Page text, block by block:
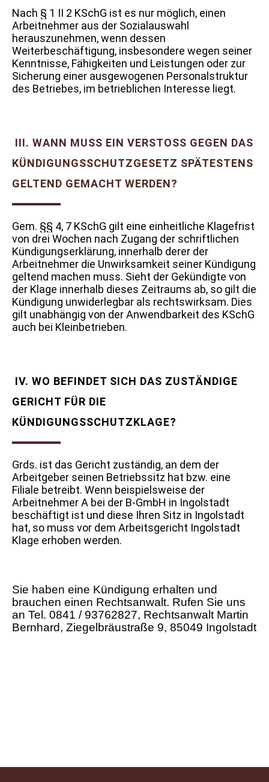
Nach § 1 II 2 KSchG ist es nur möglich, einen
Arbeitnehmer aus der Sozialauswahl
herauszunehmen, wenn dessen
Weiterbeschäftigung, insbesondere wegen seiner
Kenntnisse, Fähigkeiten und Leistungen oder zur
Sicherung einer ausgewogenen Personalstruktur
des Betriebes, im betrieblichen Interesse liegt.
III. WANN MUSS EIN VERSTOSS GEGEN DAS K
ÜNDIGUNGSSCHUTZGESETZ SPÄTESTENS G
ELTEND GEMACHT WERDEN?
Gem. §§ 4, 7 KSchG gilt eine einheitliche Klagefrist
von drei Wochen nach Zugang der schriftlichen
Kündigungserklärung, innerhalb derer der
Arbeitnehmer die Unwirksamkeit seiner Kündigung
geltend machen muss. Sieht der Gekündigte von
der Klage innerhalb dieses Zeitraums ab, so gilt die
Kündigung unwiderlegbar als rechtswirksam. Dies
gilt unabhängig von der Anwendbarkeit des KSchG
auch bei Kleinbetrieben.
IV. WO BEFINDET SICH DAS ZUSTÄNDIGE
GERICHT FÜR DIE
KÜNDIGUNGSSCHUTZKLAGE?
Grds. ist das Gericht zuständig, an dem der
Arbeitgeber seinen Betriebssitz hat bzw. eine
Filiale betreibt. Wenn beispielsweise der
Arbeitnehmer A bei der B-GmbH in Ingolstadt
beschäftigt ist und diese Ihren Sitz in Ingolstadt
hat, so muss vor dem Arbeitsgericht Ingolstadt
Klage erhoben werden.
Sie haben eine Kündigung erhalten und
brauchen einen Rechtsanwalt. Rufen Sie uns
an Tel. 0841 / 93762827, Rechtsanwalt Martin
Bernhard, Ziegelbräustraße 9, 85049 Ingolstadt